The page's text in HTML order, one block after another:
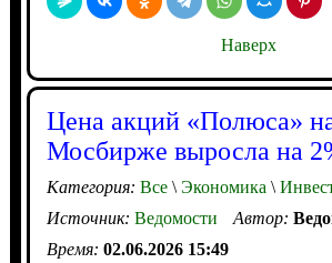
Наверх
Цена акций «Полюса»
Мосбирже выросла на
Категория: Все\Экономика \
Источник: Ведомости Автор:
Время: 02.06.2026 15:49